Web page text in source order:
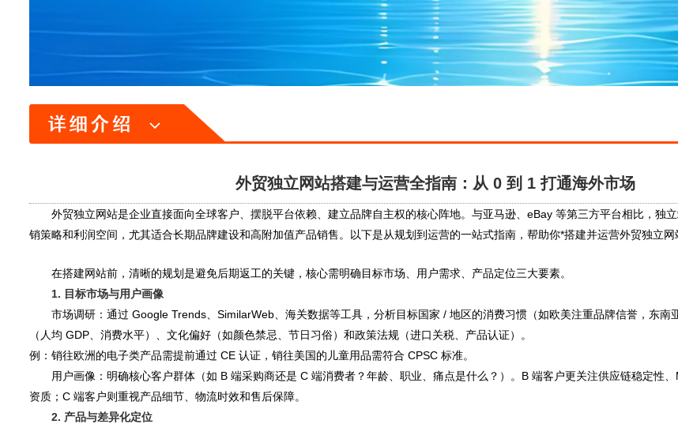
外贸独立网站搭建与运营全指南：从 0 到 1 打通海外市场
外贸独立网站是企业直接面向全球客户、摆脱平台依赖、建立品牌自主权的核心阵地。与亚马逊、eBay 等第三方平台相比，独
销策略和利润空间，尤其适合长期品牌建设和高附加值产品销售。以下是从规划到运营的一站式指南，帮助你*搭建并运营外贸独立网
在搭建网站前，清晰的规划是避免后期返工的关键，核心需明确目标市场、用户需求、产品定位三大要素。
1. 目标市场与用户画像
市场调研：通过 Google Trends、SimilarWeb、海关数据等工具，分析目标国家 / 地区的消费习惯（如欧美注重品牌信誉，东南
（人均 GDP、消费水平）、文化偏好（如颜色禁忌、节日习俗）和政策法规（进口关税、产品认证）。
例：销往欧洲的电子类产品需提前通过 CE 认证，销往美国的儿童用品需符合 CPSC 标准。
用户画像：明确核心客户群体（如 B 端采购商还是 C 端消费者？年龄、职业、痛点是什么？）。B 端客户更关注供应链稳定性
资质；C 端客户则重视产品细节、物流时效和售后保障。
2. 产品与差异化定位